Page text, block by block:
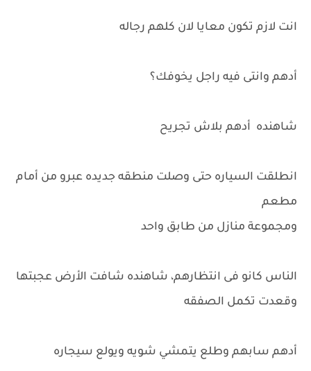
انت لازم تكون معايا لان كلهم رجاله
أدهم وانتى فيه راجل يخوفك؟
شاهنده أدهم بلاش تجريح
انطلقت السياره حتى وصلت منطقه جديده عبرو من أمام
مطعم
ومجموعة منازل من طابق واحد
الناس كانو فى انتظارهم، شاهنده شافت الأرض عجبتها
وقعدت تكمل الصفقه
أدهم سابهم وطلع يتمشي شويه ويولع سيجاره